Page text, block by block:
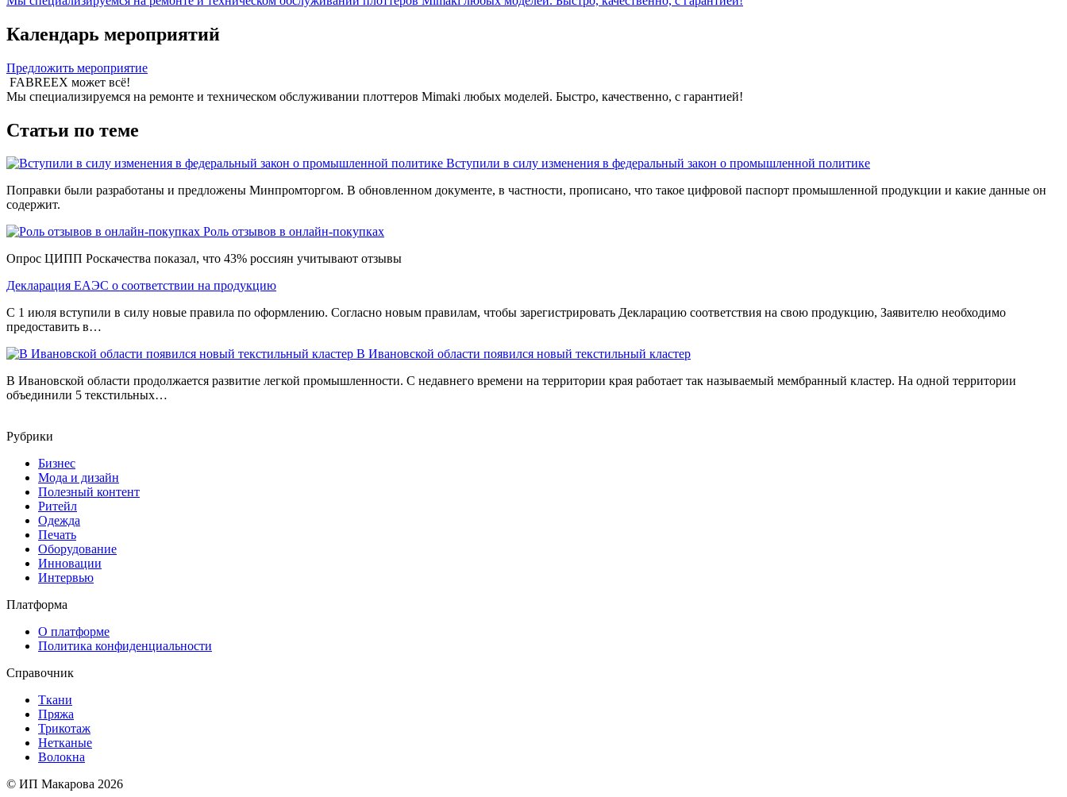
Календарь мероприятий
Предложить мероприятие
FABREEX может всё!
Мы специализируемся на ремонте и техническом обслуживании плоттеров Mimaki любых моделей. Быстро, качественно, с гарантией!
Статьи по теме
Вступили в силу изменения в федеральный закон о промышленной политике
Поправки были разработаны и предложены Минпромторгом. В обновленном документе, в частности, прописано, что такое цифровой паспорт промышленной продукции и какие данные он
содержит.
Роль отзывов в онлайн-покупках
Опрос ЦИПП Роскачества показал, что 43% россиян учитывают отзывы
Декларация ЕАЭС о соответствии на продукцию
С 1 июля вступили в силу новые правила по оформлению. Согласно новым правилам, чтобы зарегистрировать Декларацию соответствия на свою продукцию, Заявителю необходимо
предоставить в…
В Ивановской области появился новый текстильный кластер
В Ивановской области продолжается развитие легкой промышленности. С недавнего времени на территории края работает так называемый мембранный кластер. На одной территории
объединили 5 текстильных…
Рубрики
Бизнес
Мода и дизайн
Полезный контент
Ритейл
Одежда
Печать
Оборудование
Инновации
Интервью
Платформа
О платформе
Политика конфиденциальности
Справочник
Ткани
Пряжа
Трикотаж
Нетканые
Волокна
© ИП Макарова 2026